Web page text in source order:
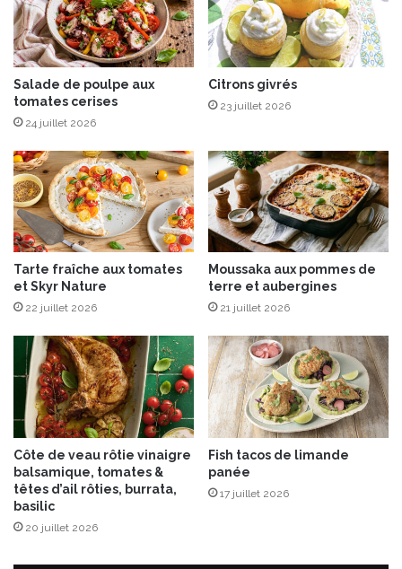
u
M
a
s
c
a
r
o
n
e
e
c
s
,
T
h
y
e
t
C
h
è
v
r
e
Salade de poulpe aux
tomates cerises
24 juillet 2026
Citrons givrés
23 juillet 2026
Tarte fraîche aux tomates
et Skyr Nature
22 juillet 2026
Moussaka aux pommes de
terre et aubergines
21 juillet 2026
Côte de veau rôtie vinaigre
balsamique, tomates &
têtes d’ail rôties, burrata,
basilic
20 juillet 2026
Fish tacos de limande
panée
17 juillet 2026